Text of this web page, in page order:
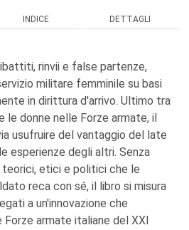
INDICE DETTAGLI
rinvii e false partenze,
militare femminile su basi
in dirittura d'arrivo. Ultimo tra
le donne nelle Forze armate, il
usufruire del vantaggio del late
esperienze degli altri. Senza
etici e politici che le
reca con sé, il libro si misura
a un'innovazione che
armate italiane del XXI